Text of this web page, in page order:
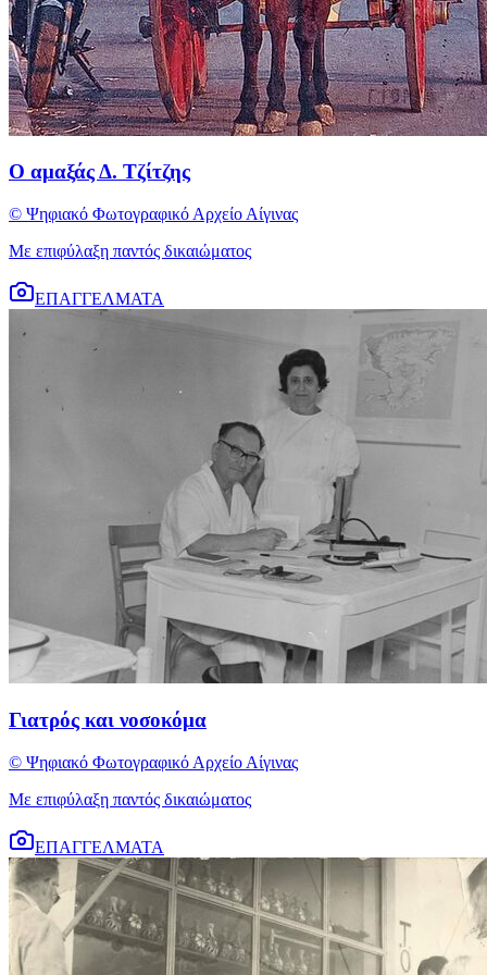
Ο αμαξάς Δ. Τζίτζης
© Ψηφιακό Φωτογραφικό Αρχείο Αίγινας
Με επιφύλαξη παντός δικαιώματος
ΕΠΑΓΓΕΛΜΑΤΑ
Γιατρός και νοσοκόμα
© Ψηφιακό Φωτογραφικό Αρχείο Αίγινας
Με επιφύλαξη παντός δικαιώματος
ΕΠΑΓΓΕΛΜΑΤΑ